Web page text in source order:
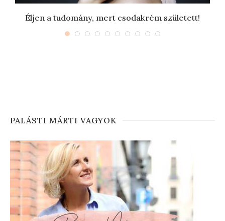
Éljen a tudomány, mert csodakrém született!
PALÁSTI MÁRTI VAGYOK